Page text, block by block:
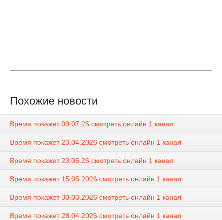
Похожие новости
Время покажет 09.07.25 смотреть онлайн 1 канал
Время покажет 23.04.2026 смотреть онлайн 1 канал
Время покажет 23.05.25 смотреть онлайн 1 канал
Время покажет 15.05.2026 смотреть онлайн 1 канал
Время покажет 30.03.2026 смотреть онлайн 1 канал
Время покажет 28.04.2026 смотреть онлайн 1 канал